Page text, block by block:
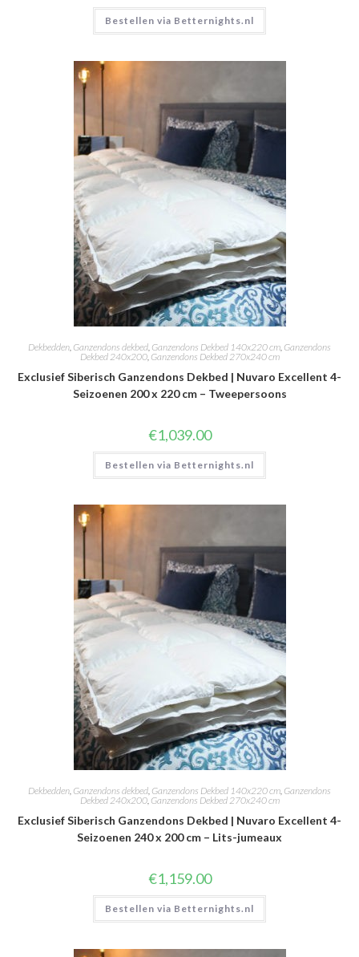
Bestellen via Betternights.nl
Dekbedden Ganzendons dekbed Ganzendons Dekbed 140x220 cm Ganzendons
Dekbed 240x200, Ganzendons Dekbed 270x240 cm
Exclusief Siberisch Ganzendons Dekbed | Nuvaro Excellent 4-
Seizoenen 200 x 220 cm – Tweepersoons
€1,039.00
Bestellen via Betternights.nl
Dekbedden, Ganzendons dekbed, Ganzendons Dekbed 140x220 cm, Ganzendons
Dekbed 240x200, Ganzendons Dekbed 270x240 cm
Exclusief Siberisch Ganzendons Dekbed | Nuvaro Excellent 4-
Seizoenen 240 x 200 cm – Lits-jumeaux
€1,159.00
Bestellen via Betternights.nl